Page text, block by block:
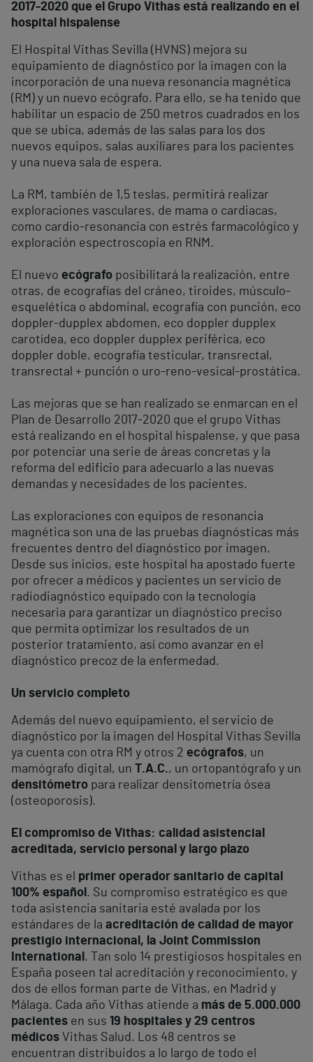
2017-2020 que el Grupo Vithas está realizando en el
hospital hispalense
El Hospital Vithas Sevilla (HVNS) mejora su
equipamiento de diagnóstico por la imagen con la
incorporación de una nueva resonancia magnética
(RM) y un nuevo ecógrafo. Para ello, se ha tenido que
habilitar un espacio de 250 metros cuadrados en los
que se ubica, además de las salas para los dos
nuevos equipos, salas auxiliares para los pacientes
y una nueva sala de espera.
La RM, también de 1,5 teslas, permitirá realizar
exploraciones vasculares, de mama o cardiacas,
como cardio-resonancia con estrés farmacológico y
exploración espectroscopia en RNM.
El nuevo ecógrafo posibilitará la realización, entre
otras, de ecografías del cráneo, tiroides, músculo-
esquelética o abdominal, ecografía con punción, eco
doppler-dupplex abdomen, eco doppler dupplex
carotídea, eco doppler dupplex periférica, eco
doppler doble, ecografía testicular, transrectal,
transrectal + punción o uro-reno-vesical-prostática.
Las mejoras que se han realizado se enmarcan en el
Plan de Desarrollo 2017-2020 que el grupo Vithas
está realizando en el hospital hispalense, y que pasa
por potenciar una serie de áreas concretas y la
reforma del edificio para adecuarlo a las nuevas
demandas y necesidades de los pacientes.
Las exploraciones con equipos de resonancia
magnética son una de las pruebas diagnósticas más
frecuentes dentro del diagnóstico por imagen.
Desde sus inicios, este hospital ha apostado fuerte
por ofrecer a médicos y pacientes un servicio de
radiodiagnóstico equipado con la tecnología
necesaria para garantizar un diagnóstico preciso
que permita optimizar los resultados de un
posterior tratamiento, así como avanzar en el
diagnóstico precoz de la enfermedad.
Un servicio completo
Además del nuevo equipamiento, el servicio de
diagnóstico por la imagen del Hospital Vithas Sevilla
ya cuenta con otra RM y otros 2 ecógrafos, un
mamógrafo digital, un T.A.C., un ortopantógrafo y un
densitómetro para realizar densitometría ósea
(osteoporosis).
El compromiso de Vithas: calidad asistencial
acreditada, servicio personal y largo plazo
Vithas es el primer operador sanitario de capital
100% español . Su compromiso estratégico es que
toda asistencia sanitaria esté avalada por los
estándares de la acreditación de calidad de mayor
prestigio internacional, la Joint Commission
International . Tan solo 14 prestigiosos hospitales en
España poseen tal acreditación y reconocimiento, y
dos de ellos forman parte de Vithas, en Madrid y
Málaga. Cada año Vithas atiende a más de 5.000.000
pacientes en sus 19 hospitales y 29 centros
médicos Vithas Salud. Los 48 centros se
encuentran distribuidos a lo largo de todo el